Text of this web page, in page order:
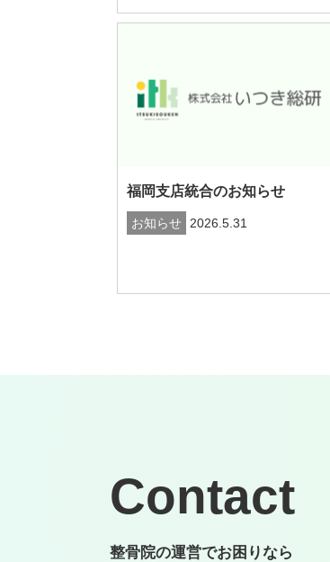
福岡支店統合のお知らせ
お知らせ 2026.5.31
Contact
整骨院の運営でお困りなら